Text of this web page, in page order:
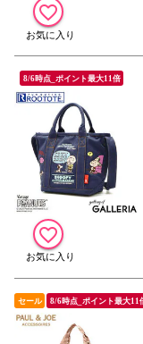
8/6時点_ポイント最大11倍
セール 8/6時点_ポイント最大11